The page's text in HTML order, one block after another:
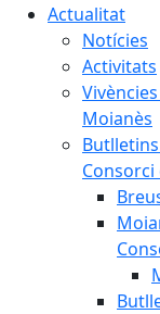
Actualitat
Notícies
Activitats
Moianès